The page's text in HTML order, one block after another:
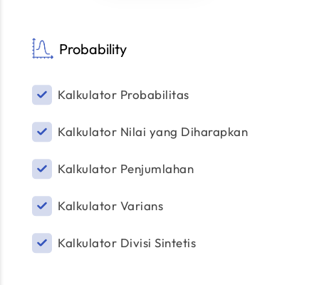
Probability
Kalkulator Probabilitas
Kalkulator Nilai yang Diharapkan
Kalkulator Penjumlahan
Kalkulator Varians
Kalkulator Divisi Sintetis